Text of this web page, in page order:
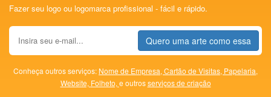
Fazer seu logo ou logomarca profissional - fácil e rápido.
Quero uma arte como essa
Conheça outros serviços: Nome de Empresa, Cartão de Visitas, Papelaria,
Website, Folheto, e outrosserviços de criação